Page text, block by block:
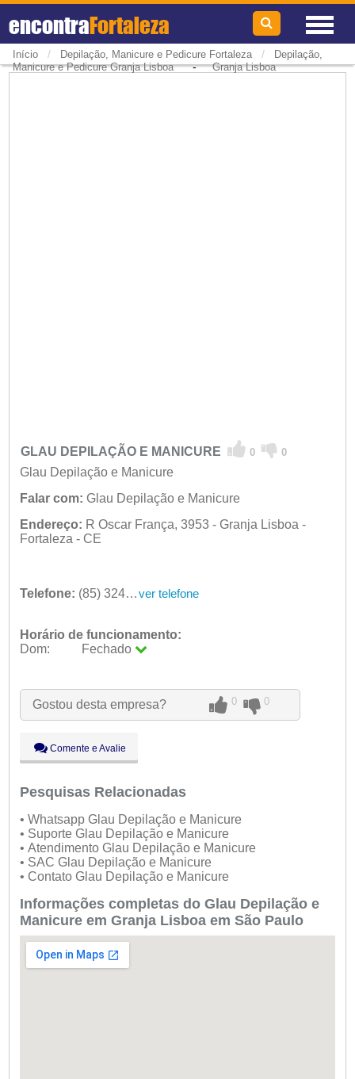
encontraFortaleza
Início / Depilação, Manicure e Pedicure Fortaleza /
Depilação,
Manicure e Pedicure Granja Lisboa-Granja Lisboa
GLAU DEPILAÇÃO E MANICURE 0 0
Glau Depilação e Manicure
Falar com: Glau Depilação e Manicure
Endereço: R Oscar França, 3953 - Granja Lisboa -
Fortaleza - CE
Telefone: (85) 3245-4852 ver telefone
Horário de funcionamento:
Dom:
Fechado
Qua:
09:00 - 18:00
Qui:
09:00 - 18:00
Sáb:
Dom:
Fechado
Gostou desta empresa? 0 0
Comente e Avalie
Pesquisas Relacionadas
• Whatsapp Glau Depilação e Manicure
• Suporte Glau Depilação e Manicure
• Atendimento Glau Depilação e Manicure
• SAC Glau Depilação e Manicure
• Contato Glau Depilação e Manicure
Informações completas do Glau Depilação e
Manicure em Granja Lisboa em São Paulo